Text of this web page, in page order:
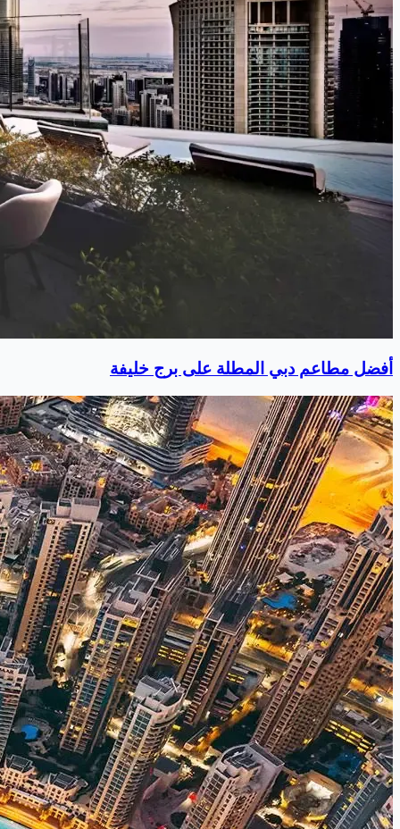
أفضل مطاعم دبي المطلة على برج خليفة